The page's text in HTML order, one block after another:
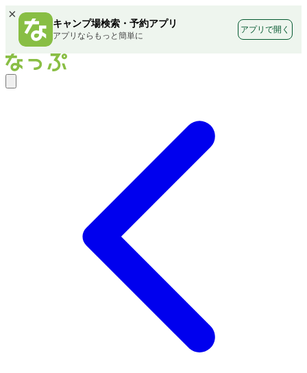
×
キャンプ場検索・予約アプリ
アプリならもっと簡単に
アプリで開く